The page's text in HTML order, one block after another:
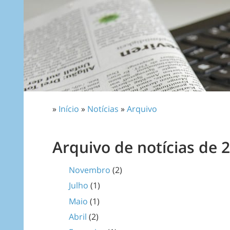
» Início » Notícias »Arquivo
Arquivo de notícias de
Novembro (2)
Julho (1)
Maio (1)
Abril (2)